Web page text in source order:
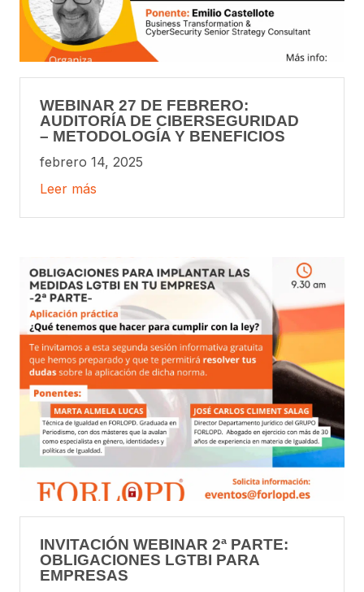
WEBINAR 27 DE FEBRERO:
AUDITORÍA DE CIBERSEGURIDAD
– METODOLOGÍA Y BENEFICIOS
febrero 14, 2025
Leer más
INVITACIÓN WEBINAR 2ª PARTE:
OBLIGACIONES LGTBI PARA
EMPRESAS